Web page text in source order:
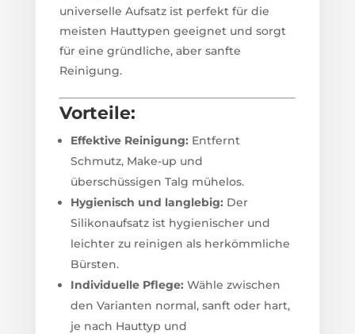
universelle Aufsatz ist perfekt für die
meisten Hauttypen geeignet und sorgt
für eine gründliche, aber sanfte
Reinigung.
Vorteile:
Effektive Reinigung: Entfernt
Schmutz, Make-up und
überschüssigen Talg mühelos.
Hygienisch und langlebig: Der
Silikonaufsatz ist hygienischer und
leichter zu reinigen als herkömmliche
Bürsten.
Individuelle Pflege: Wähle zwischen
den Varianten normal, sanft oder hart,
je nach Hauttyp und